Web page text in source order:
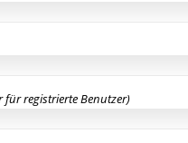
für registrierte Benutzer)